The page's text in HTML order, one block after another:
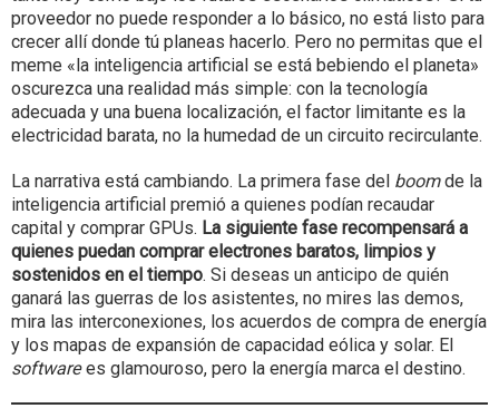
proveedor no puede responder a lo básico, no está listo para
crecer allí donde tú planeas hacerlo. Pero no permitas que el
meme «la inteligencia artificial se está bebiendo el planeta»
oscurezca una realidad más simple: con la tecnología
adecuada y una buena localización, el factor limitante es la
electricidad barata, no la humedad de un circuito recirculante.
La narrativa está cambiando. La primera fase del boomde la
inteligencia artificial premió a quienes podían recaudar
capital y comprar GPUs. La siguiente fase recompensará a
quienes puedan comprar electrones baratos, limpios y
sostenidos en el tiempo. Si deseas un anticipo de quién
ganará las guerras de los asistentes, no mires las demos,
mira las interconexiones, los acuerdos de compra de energía
y los mapas de expansión de capacidad eólica y solar. El
softwarees glamouroso, pero la energía marca el destino.